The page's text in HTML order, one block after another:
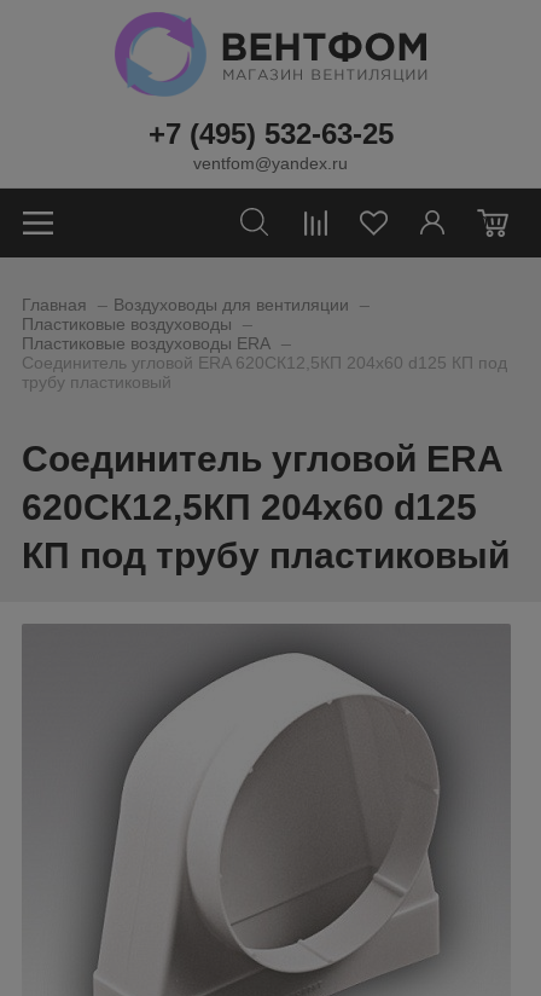
+7 (495) 532-63-25
ventfom@yandex.ru
0
Главная Воздуховоды для вентиляции
Пластиковые воздуховоды _
Пластиковые воздуховоды ERA
Соединитель угловой ERA 620СК12,5КП 204х60 d125 КП под
трубу пластиковый
Соединитель угловой ERA
620СК12,5КП 204х60 d125
КП под трубу пластиковый